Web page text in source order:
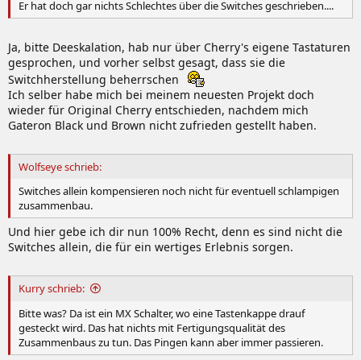
Er hat doch gar nichts Schlechtes über die Switches geschrieben....
Ja, bitte Deeskalation, hab nur über Cherry's eigene Tastaturen
gesprochen, und vorher selbst gesagt, dass sie die
Switchherstellung beherrschen
Ich selber habe mich bei meinem neuesten Projekt doch
wieder für Original Cherry entschieden, nachdem mich
Gateron Black und Brown nicht zufrieden gestellt haben.
Wolfseye schrieb:
Switches allein kompensieren noch nicht für eventuell schlampigen
zusammenbau.
Und hier gebe ich dir nun 100% Recht, denn es sind nicht die
Switches allein, die für ein wertiges Erlebnis sorgen.
Kurry schrieb:
Bitte was? Da ist ein MX Schalter, wo eine Tastenkappe drauf
gesteckt wird. Das hat nichts mit Fertigungsqualität des
Zusammenbaus zu tun. Das Pingen kann aber immer passieren.